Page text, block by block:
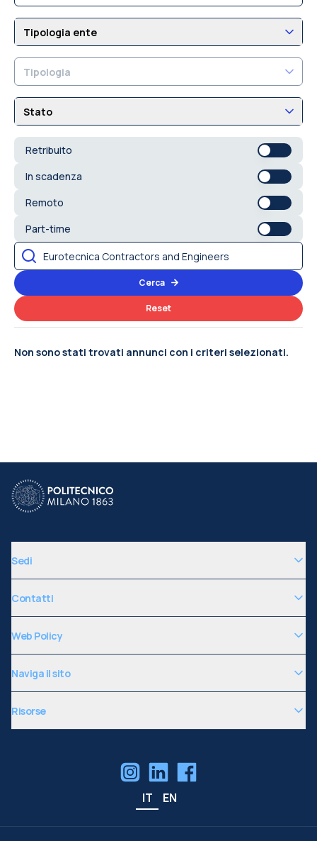
Tipologia ente
Tipologia
Stato
Retribuito
In scadenza
Remoto
Part-time
Cerca
Reset
Non sono stati trovati annunci con i criteri selezionati.
Sedi
Contatti
Web Policy
Naviga il sito
Risorse
IT EN